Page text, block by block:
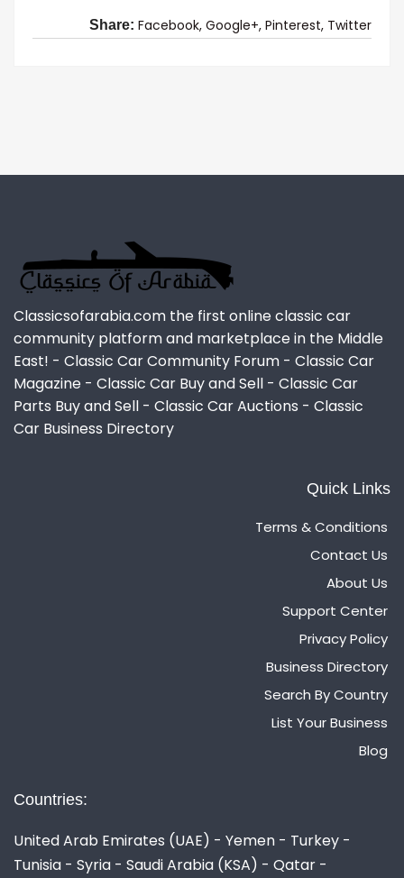
Share: Facebook, Google+, Pinterest, Twitter
Classicsofarabia.com the first online classic car
community platform and marketplace in the Middle
East! - Classic Car Community Forum - Classic Car
Magazine - Classic Car Buy and Sell - Classic Car
Parts Buy and Sell - Classic Car Auctions - Classic
Car Business Directory
Quick Links
Terms & Conditions
Contact Us
About Us
Support Center
Privacy Policy
Business Directory
Search By Country
List Your Business
Blog
Countries:
United Arab Emirates (UAE) - Yemen - Turkey -
Tunisia - Syria - Saudi Arabia (KSA) - Qatar -